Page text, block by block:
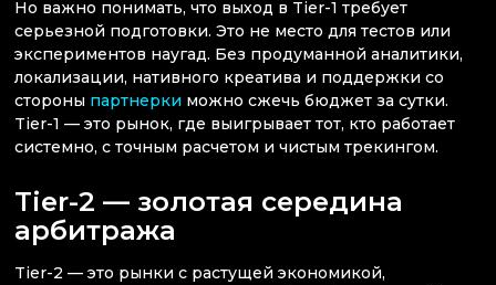
Но важно понимать, что выход в Tier-1 требует
серьезной подготовки. Это не место для тестов или
экспериментов наугад. Без продуманной аналитики,
локализации, нативного креатива и поддержки со
стороны партнерки можно сжечь бюджет за сутки.
Tier-1 — это рынок, где выигрывает тот, кто работает
системно, с точным расчетом и чистым трекингом.
Tier-2 — золотая середина
арбитража
Tier-2 — это рынки с растущей экономикой,